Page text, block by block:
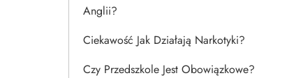
Anglii?
Ciekawość Jak Działają Narkotyki?
Czy Przedszkole Jest Obowiązkowe?